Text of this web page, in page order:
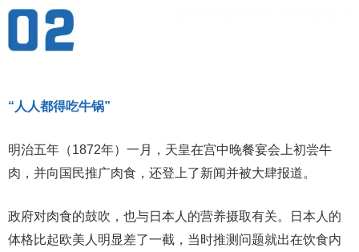
“人人都得吃牛锅”
明治五年（1872年）一月，天皇在宫中晚餐宴会上初尝牛
肉，并向国民推广肉食，还登上了新闻并被大肆报道。
政府对肉食的鼓吹，也与日本人的营养摄取有关。日本人的
体格比起欧美人明显差了一截，当时推测问题就出在饮食内